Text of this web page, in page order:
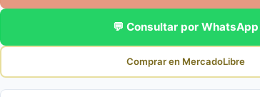
💬 Consultar por WhatsApp
Comprar en MercadoLibre